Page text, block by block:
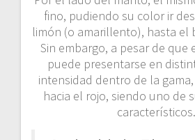
fino, pudiendo su color ir
limón (o amarillento), hasta el
Sin embargo, a pesar de que
puede presentarse en
intensidad dentro de la
hacia el rojo, siendo uno de
característicos.